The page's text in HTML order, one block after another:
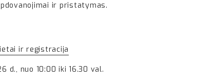
ir pristatymas.
ir registracija
d., nuo 10:00 iki 16.30 val.